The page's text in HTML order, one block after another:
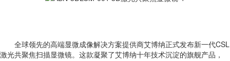
全球领先的高端显微成像解决方案提供商艾博纳正式发布新一代CSL
激光共聚焦扫描显微镜。这款凝聚了艾博纳十年技术沉淀的旗舰产品，